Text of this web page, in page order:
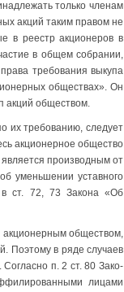
только членам
акций таким правом не
в реестр акционеров в
в общем собрании,
требования выкупа
обществах». Он
акций обществом.
их требованию, следует
акционерное общество
производным от
уменьшении уставного
в ст. 72, 73 За­кона «Об
акционерным обществом,
Поэтому в ряде случаев
п. 2 ст. 80 Зако­
лицами